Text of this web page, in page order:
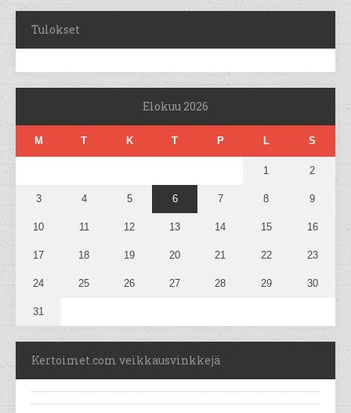
Tulokset
Elokuu 2026
M T K T P L S
1 2
3 4 5 6 7 8 9
10 11 12 13 14 15 16
17 18 19 20 21 22 23
24 25 26 27 28 29 30
31
Kertoimet.com veikkausvinkkejä